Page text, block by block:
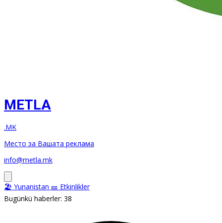
METLA
.MK
Место за Вашата реклама
info@metla.mk
🏖️ Yunanistan 🎫 Etkinlikler
Bugünkü haberler: 38